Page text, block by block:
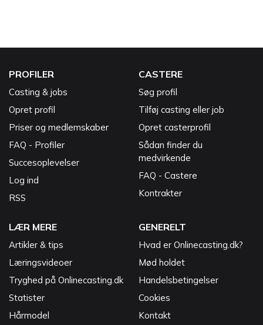
PROFILER
Casting & jobs
Opret profil
Priser og medlemskaber
FAQ - Profiler
Succesoplevelser
Log ind
RSS
CASTERE
Søg profil
Tilføj casting eller job
Opret casterprofil
Sådan finder du
medvirkende
FAQ - Castere
Kontrakter
LÆR MERE
Artikler & tips
Læringsvideoer
Tryghed på Onlinecasting.dk
Statister
Hårmodel
GENERELT
Hvad er Onlinecasting.dk?
Mød holdet
Handelsbetingelser
Cookies
Kontakt